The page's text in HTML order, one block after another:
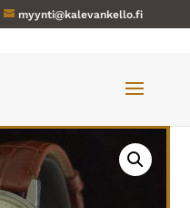
myynti@kalevankello.fi
/ Zenith-273 vuodelta 1965